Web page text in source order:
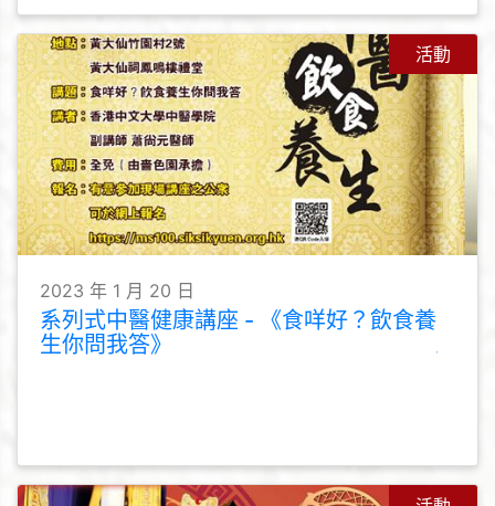
活動
2023 年 1 月 20 日
系列式中醫健康講座 - 《食咩好？飲食養
生你問我答》